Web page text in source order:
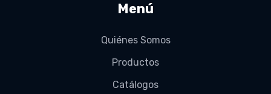
Menú
Quiénes Somos
Productos
Catálogos